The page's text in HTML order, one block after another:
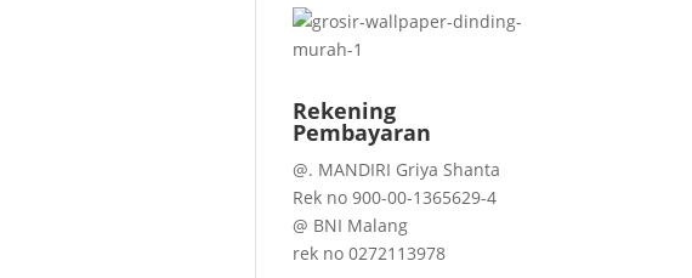
Rekening
Pembayaran
@. MANDIRI Griya Shanta
Rek no 900-00-1365629-4
@ BNI Malang
rek no 0272113978